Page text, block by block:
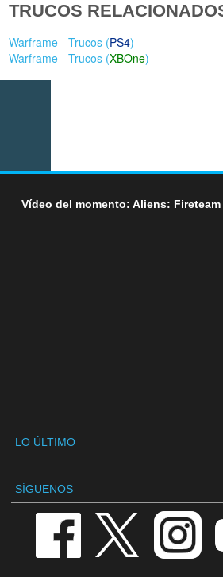
TRUCOS
Warframe - Trucos (PS4)
Warframe - Trucos (XBOne)
Vídeo del momento: Aliens:
LO ÚLTIMO
SÍGUENOS